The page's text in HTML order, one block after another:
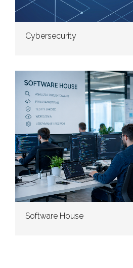
Cybersecurity
Software House